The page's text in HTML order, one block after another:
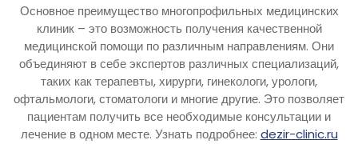
Основное преимущество многопрофильных медицинских
клиник – это возможность получения качественной
медицинской помощи по различным направлениям. Они
объединяют в себе экспертов различных специализаций,
таких как терапевты, хирурги, гинекологи, урологи,
офтальмологи, стоматологи и многие другие. Это позволяет
пациентам получить все необходимые консультации и
лечение в одном месте. Узнать подробнее: dezir-clinic.ru